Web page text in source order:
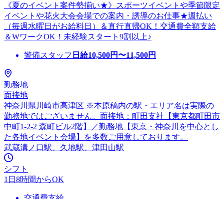
《夏のイベント案件勢揃い★》スポーツイベントや季節限定
イベントや花火大会会場での案内・誘導のお仕事★週払い
（毎週水曜日がお給料日）＆直行直帰OK！交通費全額支給
＆WワークOK！未経験スタート9割以上♪
警備スタッフ 日給10,500円〜11,500円
勤務地
面接地
神奈川県川崎市高津区 ※本原稿内の駅・エリア名は実際の
勤務地ではございません。面接地：町田支社【東京都町田市
中町1-2-2 森町ビル2階】／勤務地【東京・神奈川を中心とし
た各地イベント会場】を多数ご用意しております。
武蔵溝ノ口駅、久地駅、津田山駅
シフト
1日8時間からOK